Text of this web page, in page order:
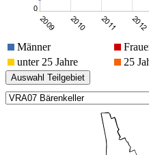
Männer
unter 25 Jahre
25